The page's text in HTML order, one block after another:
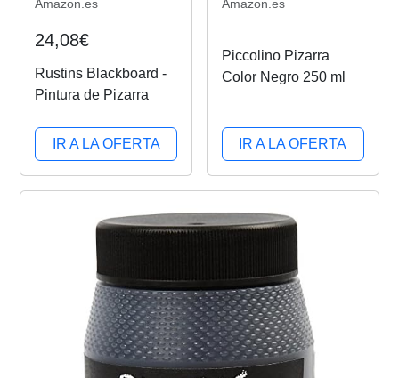
Amazon.es
24,08€
Rustins Blackboard -
Pintura de Pizarra
IR A LA OFERTA
Amazon.es
Piccolino Pizarra
Color Negro 250 ml
IR A LA OFERTA